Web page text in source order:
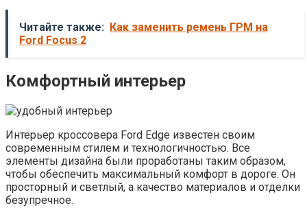
Читайте также: Как заменить ремень ГРМ на
Ford Focus 2
Комфортный интерьер
Интерьер кроссовера Ford Edge известен своим
современным стилем и технологичностью. Все
элементы дизайна были проработаны таким образом,
чтобы обеспечить максимальный комфорт в дороге. Он
просторный и светлый, а качество материалов и отделки
безупречное.